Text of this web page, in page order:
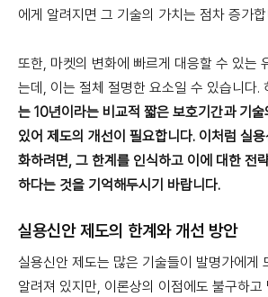
에게 알려지면 그 기술의 가치는 점차 증가합
또한, 마켓의 변화에 빠르게 대응할 수 있는
는데, 이는 절체 절명한 요소일 수 있습니다.
는 10년이라는 비교적 짧은 보호기간과 기술
있어 제도의 개선이 필요합니다. 이처럼 실
화하려면, 그 한계를 인식하고 이에 대한 전
하다는 것을 기억해두시기 바랍니다.
실용신안 제도의 한계와 개선 방안
실용신안 제도는 많은 기술들이 발명가에게
알려져 있지만, 이론상의 이점에도 불구하고